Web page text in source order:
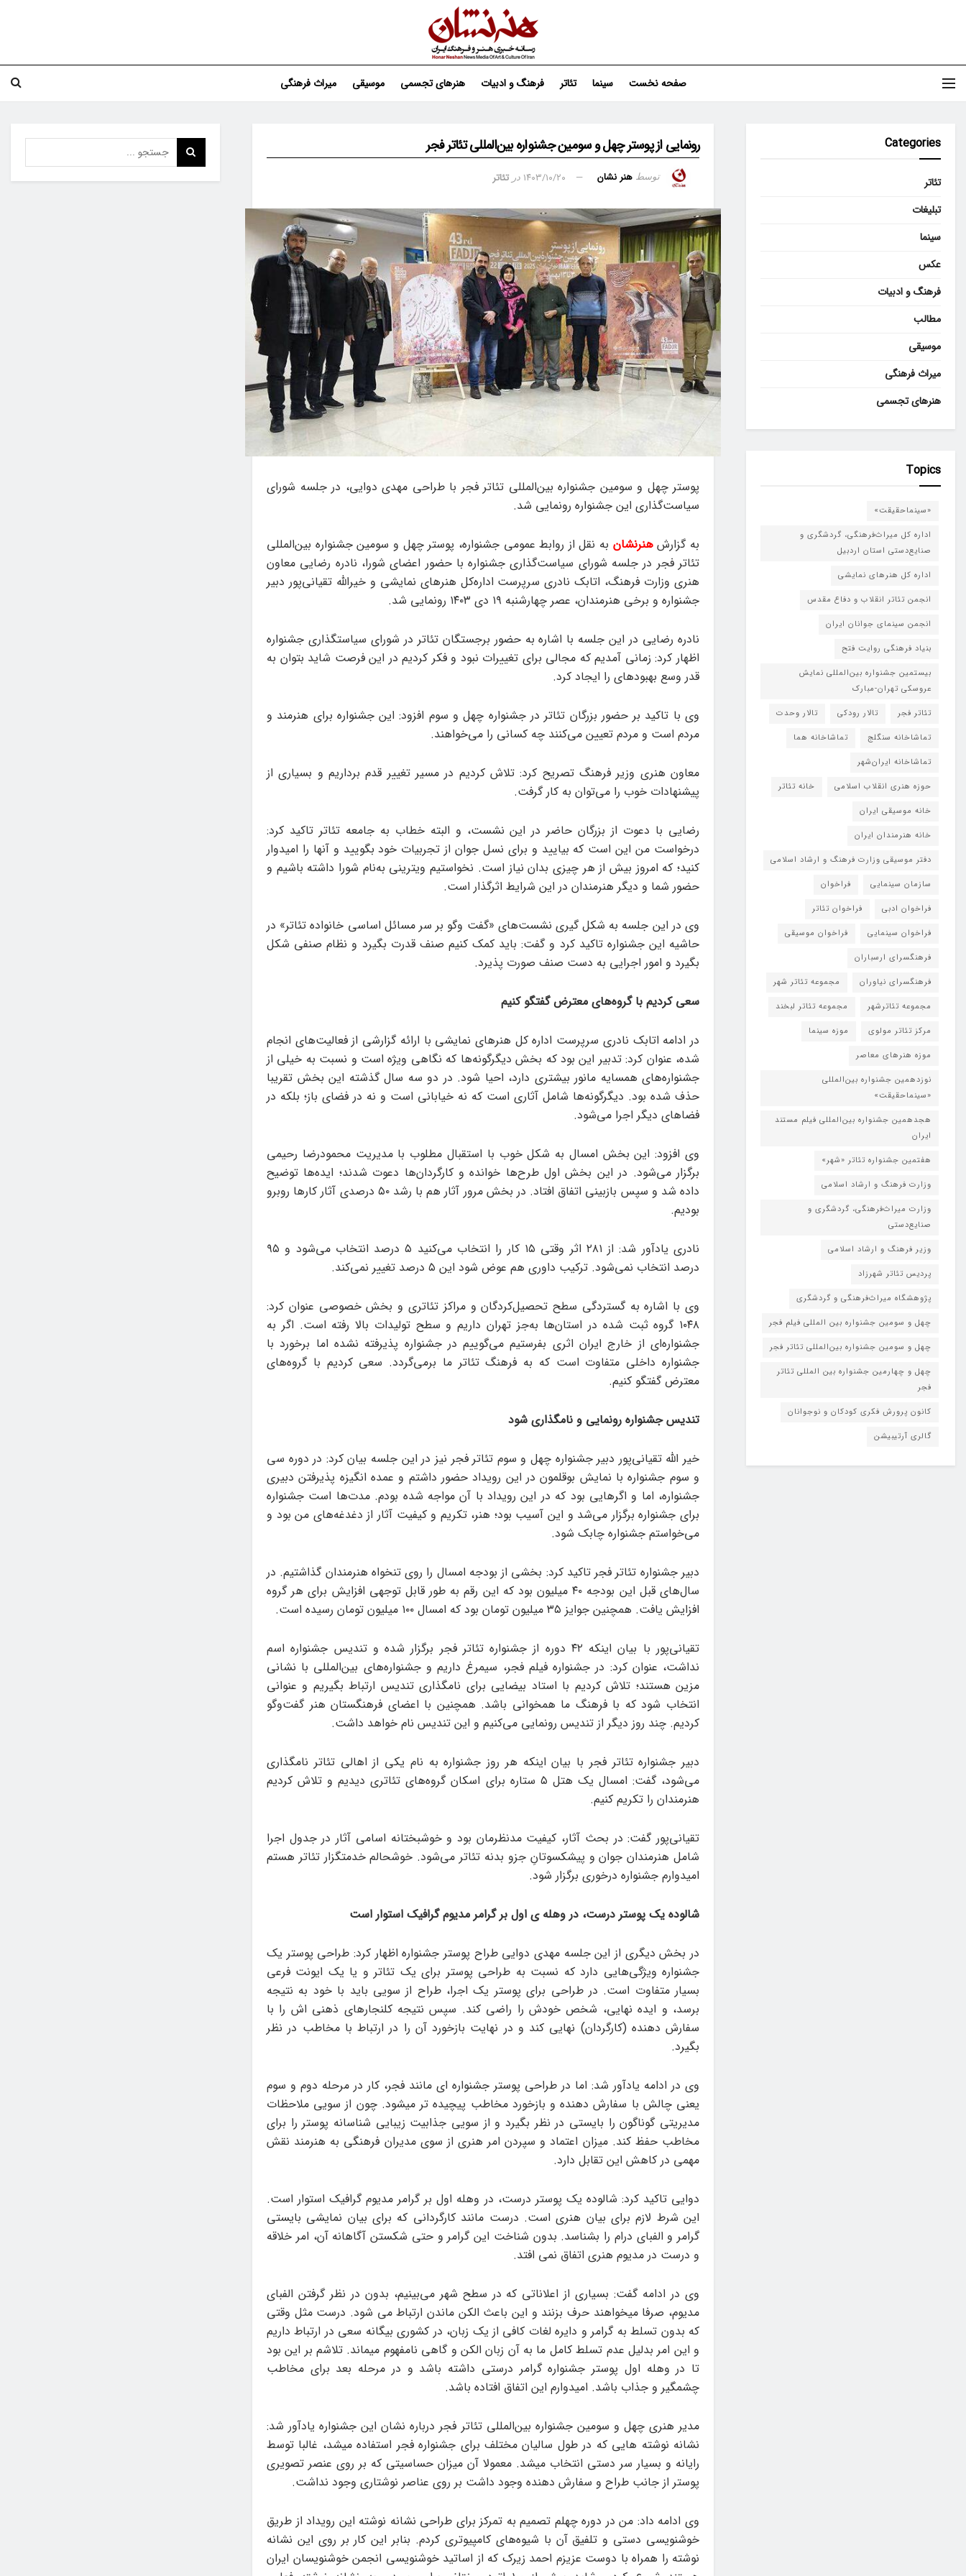
صفحه نخست سینما تئاتر فرهنگ و ادبیات هنرهای تجسمی موسیقی میراث فرهنگی
رونمایی از پوستر چهل و سومین جشنواره بین‌المللی تئاتر فجر
توسط هنر نشان ۱۴۰۳/۱۰/۲۰ در تئاتر
پوستر چهل و سومین جشنواره بین‌المللی تئاتر فجر با طراحی مهدی دوایی، در جلسه شورای
سیاست‌گذاری این جشنواره رونمایی شد.
به گزارشهنرنشان به نقل از روابط عمومی جشنواره، پوستر چهل و سومین جشنواره بین‌المللی
تئاتر فجر در جلسه شورای سیاست‌گذاری جشنواره با حضور اعضای شورا، نادره رضایی معاون
هنری وزارت فرهنگ، اتابک نادری سرپرست اداره‌کل هنرهای نمایشی و خیرالله تقیانی‌پور دبیر
جشنواره و برخی هنرمندان، عصر چهارشنبه ۱۹ دی ۱۴۰۳ رونمایی شد.
نادره رضایی در این جلسه با اشاره به حضور برجستگان تئاتر در شورای سیاستگذاری جشنواره
اظهار کرد: زمانی آمدیم که مجالی برای تغییرات نبود و فکر کردیم در این فرصت شاید بتوان به
قدر وسع بهبودهای را ایجاد کرد.
وی با تاکید بر حضور بزرگان تئاتر در جشنواره چهل و سوم افزود: این جشنواره برای هنرمند و
مردم است و مردم تعیین می‌کنند چه کسانی را می‌خواهند.
معاون هنری وزیر فرهنگ تصریح کرد: تلاش کردیم در مسیر تغییر قدم برداریم و بسیاری از
پیشنهادات خوب را می‌توان به کار گرفت.
رضایی با دعوت از بزرگان حاضر در این نشست، و البته خطاب به جامعه تئاتر تاکید کرد:
درخواست من این است که بیایید و برای نسل جوان از تجربیات خود بگویید و آنها را امیدوار
کنید؛ که امروز بیش از هر چیزی بدان نیاز است. نخواستیم ویترینی به‌نام شورا داشته باشیم و
حضور شما و دیگر هنرمندان در این شرایط اثرگذار است.
وی در این جلسه به شکل گیری نشست‌های «گفت وگو بر سر مسائل اساسی خانواده تئاتر» در
حاشیه این جشنواره تاکید کرد و گفت: باید کمک کنیم صنف قدرت بگیرد و نظام صنفی شکل
بگیرد و امور اجرایی به دست صنف صورت پذیرد.
سعی کردیم با گروه‌های معترض گفتگو کنیم
در ادامه اتابک نادری سرپرست اداره کل هنرهای نمایشی با ارائه گزارشی از فعالیت‌های انجام
شده، عنوان کرد: تدبیر این بود که بخش دیگرگونه‌ها که نگاهی ویژه است و نسبت به خیلی از
جشنواره‌های همسایه مانور بیشتری دارد، احیا شود. در دو سه سال گذشته این بخش تقریبا
حذف شده بود. دیگرگونه‌ها شامل آثاری است که نه خیابانی است و نه در فضای باز؛ بلکه در
فضاهای دیگر اجرا می‌شود.
وی افزود: این بخش امسال به شکل خوب با استقبال مطلوب با مدیریت محمودرضا رحیمی
برگزار می‌شود. در این بخش اول طرح‌ها خوانده و کارگردان‌ها دعوت شدند؛ ایده‌ها توضیح
داده شد و سپس بازبینی اتفاق افتاد. در بخش مرور آثار هم با رشد ۵۰ درصدی آثار کارها روبرو
بودیم.
نادری یادآور شد: از ۲۸۱ اثر وقتی ۱۵ کار را انتخاب می‌کنید ۵ درصد انتخاب می‌شود و ۹۵
درصد انتخاب نمی‌شود. ترکیب داوری هم عوض شود این ۵ درصد تغییر نمی‌کند.
وی با اشاره به گستردگی سطح تحصیل‌کردگان و مراکز تئاتری و بخش خصوصی عنوان کرد:
۱۰۴۸ گروه ثبت شده در استان‌ها به‌جز تهران داریم و سطح تولیدات بالا رفته است. اگر به
جشنواره‌ای از خارج ایران اثری بفرستیم می‌گوییم در جشنواره پذیرفته نشده اما برخورد با
جشنواره داخلی متفاوت است که به فرهنگ تئاتر ما برمی‌گردد. سعی کردیم با گروه‌های
معترض گفتگو کنیم.
تندیس جشنواره رونمایی و نامگذاری شود
خیر الله تقیانی‌پور دبیر جشنواره چهل و سوم تئاتر فجر نیز در این جلسه بیان کرد: در دوره سی
و سوم جشنواره با نمایش بوقلمون در این رویداد حضور داشتم و عمده انگیزه پذیرفتن دبیری
جشنواره، اما و اگرهایی بود که در این رویداد با آن مواجه شده بودم. مدت‌ها است جشنواره
برای جشنواره برگزار می‌شد و این آسیب بود؛ هنر، تکریم و کیفیت آثار از دغدغه‌های من بود و
می‌خواستم جشنواره چابک شود.
دبیر جشنواره تئاتر فجر تاکید کرد: بخشی از بودجه امسال را روی تنخواه هنرمندان گذاشتیم. در
سال‌های قبل این بودجه ۴۰ میلیون بود که این رقم به طور قابل توجهی افزایش برای هر گروه
افزایش یافت. همچنین جوایز ۳۵ میلیون تومان بود که امسال ۱۰۰ میلیون تومان رسیده است.
تقیانی‌پور با بیان اینکه ۴۲ دوره از جشنواره تئاتر فجر برگزار شده و تندیس جشنواره اسم
نداشت، عنوان کرد: در جشنواره فیلم فجر، سیمرغ داریم و جشنواره‌های بین‌المللی با نشانی
مزین هستند؛ تلاش کردیم با استاد بیضایی برای نامگذاری تندیس ارتباط بگیریم و عنوانی
انتخاب شود که با فرهنگ ما همخوانی باشد. همچنین با اعضای فرهنگستان هنر گفت‌وگو
کردیم. چند روز دیگر از تندیس رونمایی می‌کنیم و این تندیس نام خواهد داشت.
دبیر جشنواره تئاتر فجر با بیان اینکه هر روز جشنواره به نام یکی از اهالی تئاتر نامگذاری
می‌شود، گفت: امسال یک هتل ۵ ستاره برای اسکان گروه‌های تئاتری دیدیم و تلاش کردیم
هنرمندان را تکریم کنیم.
تقیانی‌پور گفت: در بحث آثار، کیفیت مدنظرمان بود و خوشبختانه اسامی آثار در جدول اجرا
شامل هنرمندان جوان و پیشکسوتانِ جزو بدنه تئاتر می‌شود. خوشحالم خدمتگزار تئاتر هستم
امیدوارم جشنواره درخوری برگزار شود.
شالوده‌ یک پوستر درست، در وهله ی اول بر گرامر مدیوم گرافیک استوار است
در بخش دیگری از این جلسه مهدی دوایی طراح پوستر جشنواره اظهار کرد: طراحی پوستر یک
جشنواره ویژگی‌هایی دارد که نسبت به طراحی پوستر برای یک تئاتر و یا یک ایونت فرعی
بسیار متفاوت است. در طراحی برای پوستر یک اجرا، طراح از سویی باید با خود به نتیجه
برسد، و ایده نهایی، شخص خودش را راضی کند. سپس نتیجه کلنجارهای ذهنی اش را با
سفارش دهنده (کارگردان) نهایی کند و در نهایت بازخورد آن را در ارتباط با مخاطب در نظر
بگیرد.
وی در ادامه یادآور شد: اما در طراحی پوستر جشنواره ای مانند فجر، کار در مرحله دوم و سوم
یعنی چالش با سفارش دهنده و بازخورد مخاطب پیچیده تر میشود. چون از سویی ملاحظات
مدیریتی گوناگون را بایستی در نظر بگیرد و از سویی جذابیت زیبایی شناسانه پوستر را برای
مخاطب حفظ کند. میزان اعتماد و سپردن امر هنری از سوی مدیران فرهنگی به هنرمند نقش
مهمی در کاهش این تقابل دارد.
دوایی تاکید کرد: شالوده یک پوستر درست، در وهله اول بر گرامر مدیوم گرافیک استوار است.
این شرط لازم برای بیان هنری است. درست مانند کارگردانی که برای بیان نمایشی بایستی
گرامر و الفبای درام را بشناسد. بدون شناخت این گرامر و حتی شکستن آگاهانه آن، امر خلاقه
و درست در مدیوم هنری اتفاق نمی افتد.
وی در ادامه گفت: بسیاری از اعلاناتی که در سطح شهر می‌بینیم، بدون در نظر گرفتن الفبای
مدیوم، صرفا میخواهند حرف بزنند و این باعث الکن ماندن ارتباط می شود. درست مثل وقتی
که بدون تسلط به گرامر و دایره لغات کافی از یک زبان، در کشوری بیگانه سعی در ارتباط داریم
و این امر بدلیل عدم تسلط کامل ما به آن زبان الکن و گاهی نامفهوم میماند. تلاشم بر این بود
تا در وهله اول پوستر جشنواره گرامر درستی داشته باشد و در مرحله بعد برای مخاطب
چشمگیر و جذاب باشد. امیدوارم این اتفاق افتاده باشد.
مدیر هنری چهل و سومین جشنواره بین‌المللی تئاتر فجر درباره نشان این جشنواره یادآور شد:
نشانه نوشته هایی که در طول سالیان مختلف برای جشنواره فجر استفاده میشد، غالبا توسط
رایانه و بسیار سر دستی انتخاب میشد. معمولا آن میزان حساسیتی که بر روی عنصر تصویری
پوستر از جانب طراح و سفارش دهنده وجود داشت بر روی عناصر نوشتاری وجود نداشت.
وی ادامه داد: من در دوره چهلم تصمیم به تمرکز برای طراحی نشانه نوشته این رویداد از طریق
خوشنویسی دستی و تلفیق آن با شیوه‌های کامپیوتری کردم. بنابر این کار بر روی این نشانه
نوشته را همراه با دوست عزیزم احمد زیرک که از اساتید خوشنویسی انجمن خوشنویسان ایران
Categories
تئاتر
تبلیغات
سینما
عکس
فرهنگ و ادبیات
مطالب
موسیقی
میراث فرهنگی
هنرهای تجسمی
Topics
«سینماحقیقت»
اداره کل میراث‌فرهنگی، گردشگری و
صنایع‌دستی استان اردبیل
اداره کل هنرهای نمایشی
انجمن تئاتر انقلاب و دفاع مقدس
انجمن سینمای جوانان ایران
بنیاد فرهنگی روایت فتح
بیستمین جشنواره بین‌المللی نمایش
عروسکی تهران-مبارک
تئاتر فجر
تالار رودکی
تالار وحدت
تماشاخانه سنگلج
تماشاخانه هما
تماشاخانه‌ ایران‌شهر
حوزه هنری انقلاب اسلامی
خانه تئاتر
خانه موسیقی ایران
خانه هنرمندان ایران
دفتر موسیقی وزارت فرهنگ و ارشاد اسلامی
سازمان سینمایی
فراخوان
فراخوان ادبی
فراخوان تئاتر
فراخوان سینمایی
فراخوان موسیقی
فرهنگسرای ارسباران
فرهنگسرای نیاوران
مجموعه تئاتر شهر
مجموعه تئاترشهر
مجموعه تئاتر لبخند
مرکز تئاتر مولوی
موزه سینما
موزه هنرهای معاصر
نوزدهمین جشنواره بین‌المللی
«سینماحقیقت»
هجدهمین جشنواره بین‌المللی فیلم مستند
ایران
هفتمین جشنواره تئاتر «شهر»
وزارت فرهنگ و ارشاد اسلامی
وزارت میراث‌فرهنگی، گردشگری و
صنایع‌دستی
وزیر فرهنگ و ارشاد اسلامی
پردیس تئاتر شهرزاد
پژوهشگاه میراث‌فرهنگی و گردشگری
چهل و سومین جشنواره بین المللی فیلم فجر
چهل و سومین جشنواره بین‌المللی تئاتر فجر
چهل و چهارمین جشنواره بین المللی تئاتر
فجر
کانون پرورش فکری کودکان و نوجوانان
گالری آرتیبیشن